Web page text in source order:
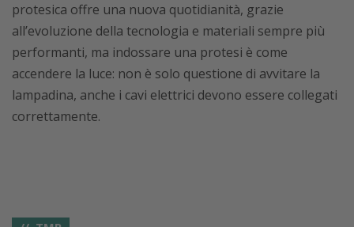
protesica offre una nuova quotidianità, grazie
all’evoluzione della tecnologia e materiali sempre più
performanti, ma indossare una protesi è come
accendere la luce: non è solo questione di avvitare la
lampadina, anche i cavi elettrici devono essere collegati
correttamente.